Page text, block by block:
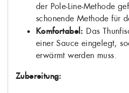
der Pole-Line-Methode
schonende Methode für
Komfortabel: Das
einer Sauce eingelegt,
erwärmt werden muss.
Zubereitung: